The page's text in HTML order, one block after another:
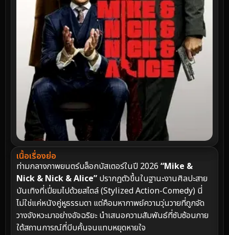
เนื้อเรื่องย่อ
ท่ามกลางภาพยนตร์บล็อกบัสเตอร์ในปี 2026 “Mike &
Nick & Nick & Alice” ปรากฏตัวขึ้นในฐานะงานศิลปะสาย
บันเทิงที่เปี่ยมไปด้วยสไตล์ (Stylized Action-Comedy) นี่
ไม่ใช่แค่หนังคู่หูธรรมดา แต่คือมหากาพย์ความวุ่นวายที่ถูกจัด
วางจังหวะมาอย่างอัจฉริยะ นำเสนอความสัมพันธ์ที่ซับซ้อนภาย
ใต้สถานการณ์ที่บีบคั้นจนแทบหยุดหายใจ